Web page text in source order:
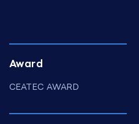
Award
CEATEC AWARD